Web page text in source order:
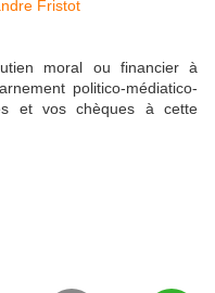
moral ou financier à
politico-médiatico-
et vos chèques à cette